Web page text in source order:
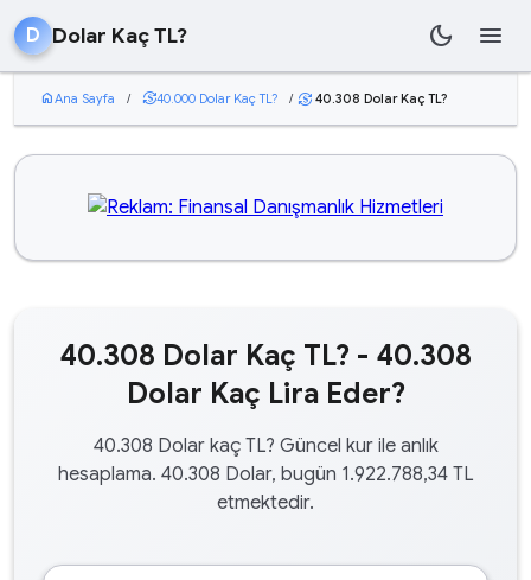
D Dolar Kaç TL? dark_mode menu
homeAna Sayfa / currency_exchange40.000 Dolar Kaç TL? / currency_exchange 40.308 Dolar Kaç TL?
40.308 Dolar Kaç TL? - 40.308
Dolar Kaç Lira Eder?
40.308 Dolar kaç TL? Güncel kur ile anlık
hesaplama. 40.308 Dolar, bugün 1.922.788,34 TL
etmektedir.